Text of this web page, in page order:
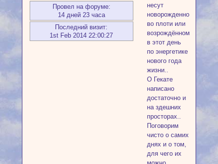
Провел на форуме:
14 дней 23 часа
Последний визит:
1st Feb 2014 22:00:27
несут
новорожденному
во плоти или
возрождённому
в этот день
по энергетике
нового года
жизни..
О Гекате
написано
достаточно и
на здешних
просторах..
Поговорим
чисто о самих
днях и о том,
для чего их